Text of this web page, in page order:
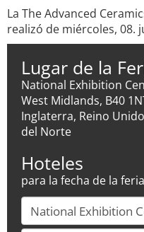
La The Advanced
realizó de miércoles, 08.
Lugar de la
National Exhibition
West Midlands, B40
Inglaterra, Reino
del Norte
Hoteles
para la fecha de la